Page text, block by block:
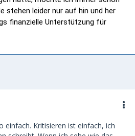
stehen leider nur auf hin und her
finanzielle Unterstützung für
einfach. Kritisieren ist einfach, ich